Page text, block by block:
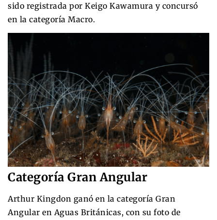
sido registrada por Keigo Kawamura y concursó
en la categoría Macro.
Categoría Gran Angular
Arthur Kingdon ganó en la categoría Gran
Angular en Aguas Británicas, con su foto de